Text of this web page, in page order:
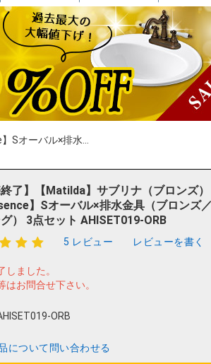
Sオーバル×排水...
了】【Matilda】サブリナ（ブロンズ）
】Sオーバル×排水金具（ブロンズ
） 3点セット AHISET019-ORB
5 レビュー レビューを書く
しました。
はお問合せ下さい。
ORB
について問い合わせる